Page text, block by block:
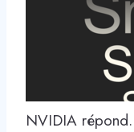
NVIDIA répond.